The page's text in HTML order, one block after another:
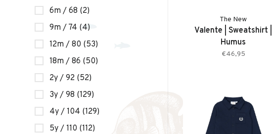
6m / 68 (2)
9m / 74 (4)
12m / 80 (53)
18m / 86 (50)
2y / 92 (52)
3y / 98 (129)
4y / 104 (129)
5y / 110 (112)
The New
Valente | Sweatshirt |
Humus
€46,95